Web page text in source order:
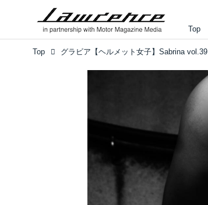
Top
Top グラビア【ヘルメット女子】Sabrina vol.39